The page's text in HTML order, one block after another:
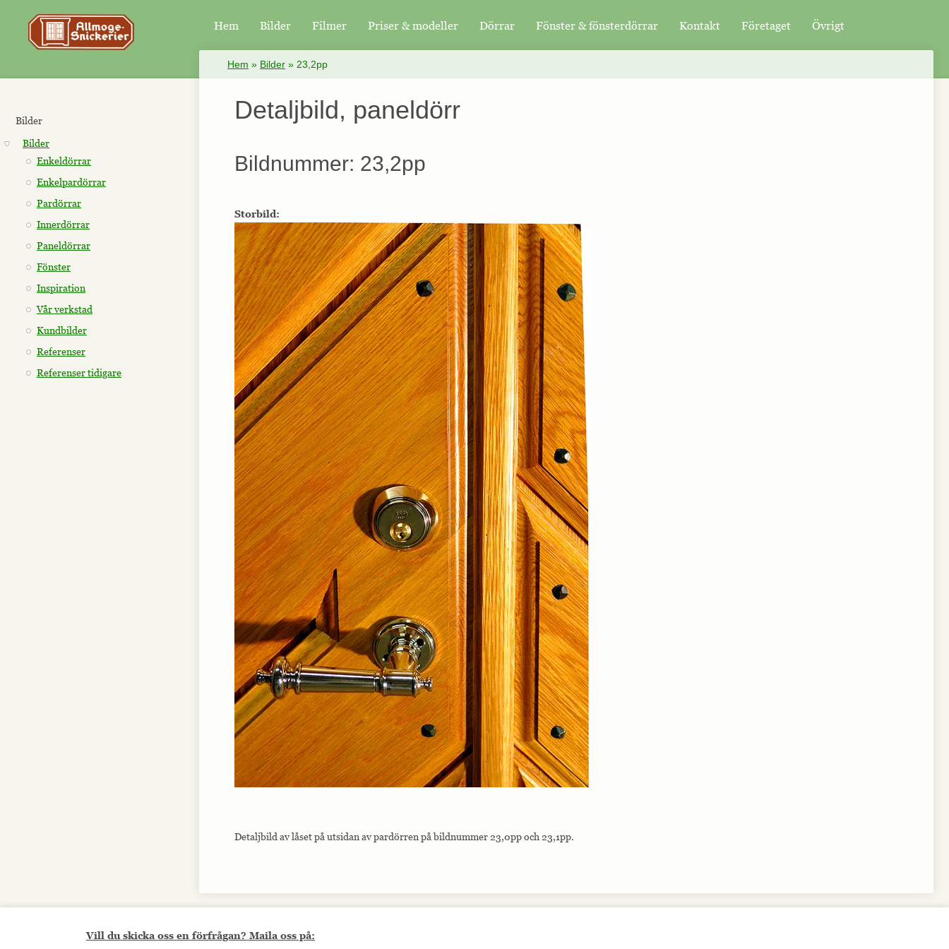
Hem Bilder Filmer Priser & modeller Dörrar Fönster & fönsterdörrar Kontakt Företaget Övrigt
Bilder
Bilder
Enkeldörrar
Enkelpardörrar
Pardörrar
Innerdörrar
Paneldörrar
Fönster
Inspiration
Vår verkstad
Kundbilder
Referenser
Referenser tidigare
Hem » Bilder » 23,2pp
Detaljbild, paneldörr
Bildnummer: 23,2pp
Storbild:
Detaljbild av låset på utsidan av pardörren på bildnummer 23,0pp och 23,1pp.
Vill du skicka oss en förfrågan? Maila oss på: